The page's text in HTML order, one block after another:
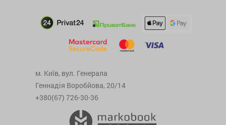
м. Київ, вул. Генерала
Геннадія Воробйова, 20/14
+380(67) 726-30-36